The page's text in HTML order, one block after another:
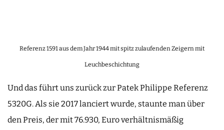
Referenz 1591 aus dem Jahr 1944 mit spitz zulaufenden Zeigern mit
Leuchbeschichtung
Und das führt uns zurück zur Patek Philippe Referenz
5320G. Als sie 2017 lanciert wurde, staunte man über
den Preis, der mit 76.930, Euro verhältnismäßig